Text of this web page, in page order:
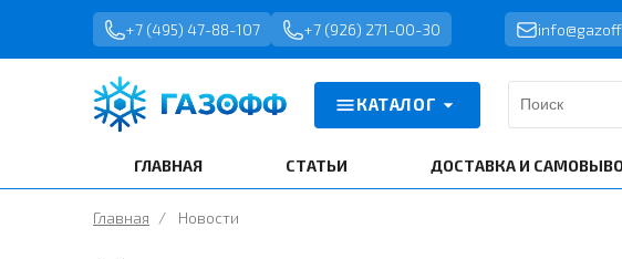
+7 (495) 47-88-107 +7 (926) 271-00-30
КАТАЛОГ
ГЛАВНАЯ СТАТЬИ ДОСТАВКА И
Главная / Новости